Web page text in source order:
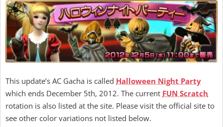
This update’s AC Gacha is called Halloween Night Party
which ends December 5th, 2012. The current FUN Scratch
rotation is also listed at the site. Please visit the official site to
see other color variations not listed below.